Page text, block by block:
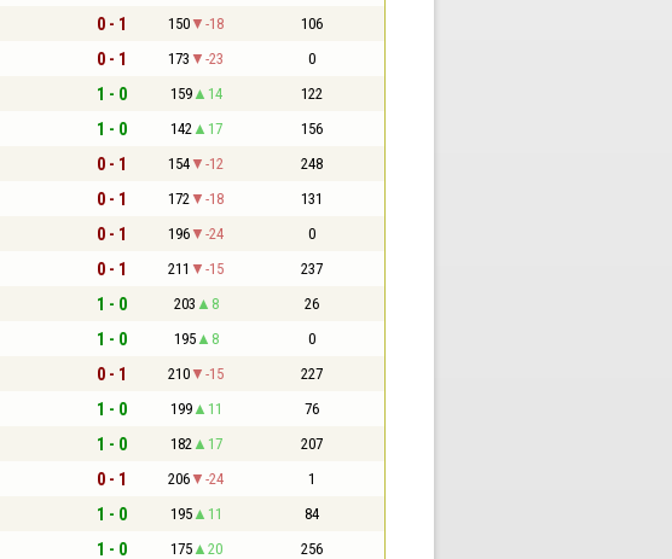
0 - 1 150 -18 106
0 - 1 173 -23 0
1 - 0 159 14 122
1 - 0 142 17 156
0 - 1 154 -12 248
0 - 1 172 -18 131
0 - 1 196 -24 0
0 - 1 211 -15 237
1 - 0 203 8 26
1 - 0 195 8 0
0 - 1 210 -15 227
1 - 0 199 11 76
1 - 0 182 17 207
0 - 1 206 -24 1
1 - 0 195 11 84
1 - 0 175 20 256